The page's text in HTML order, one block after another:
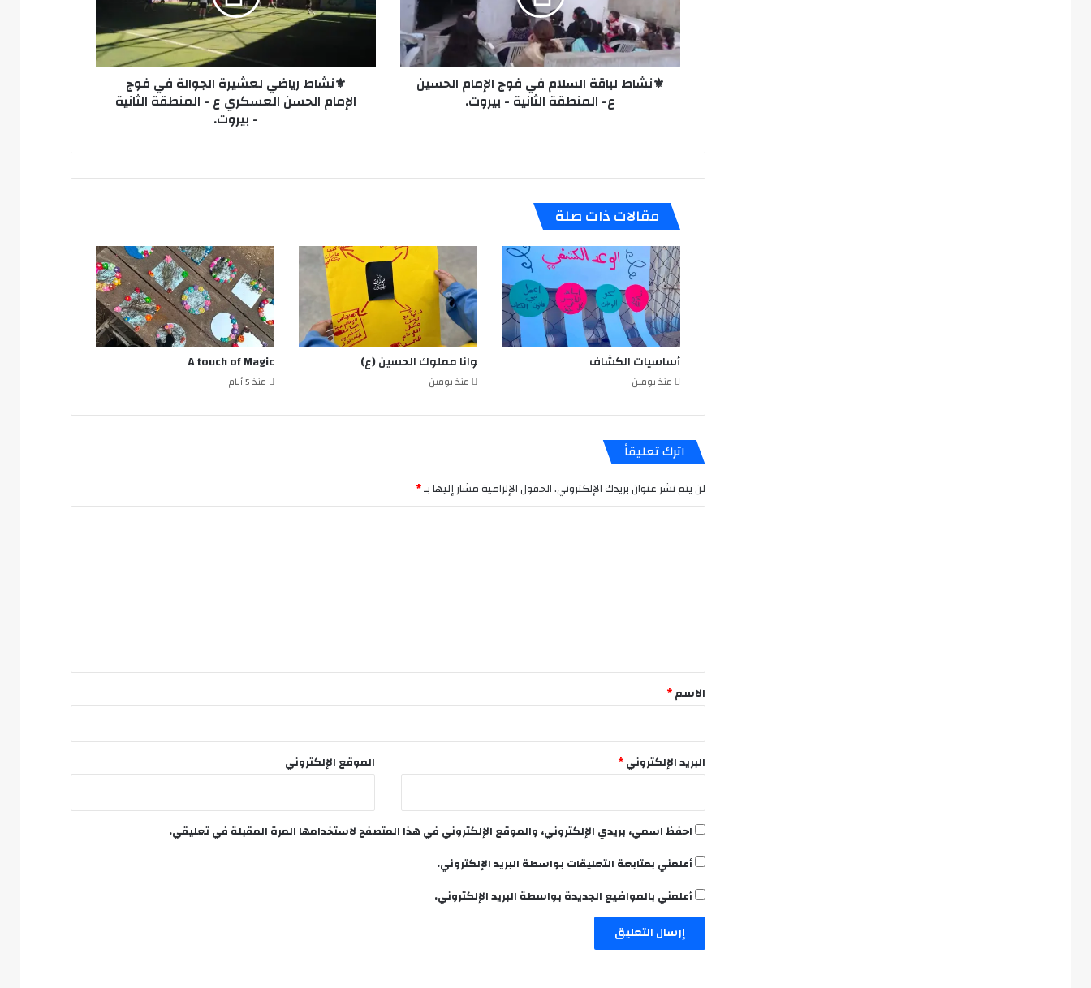
الإمام
الحسين
ع-
المنطقة
الثانية⚜️نشاط لباقة السلام في فوج الإمام الحسين
ع- المنطقة الثانية - بيروت.
فوج
العسكري
المنطقة
-
⚜️نشاط رياضي لعشيرة الجوالة في فوج
الإمام الحسن العسكري ع - المنطقة الثانية
- بيروت.
مقالات ذات صلة
أساسيات الكشاف
منذ يومين
وانا مملوك الحسين (ع)
منذ يومين
A touch of Magic
منذ 5 أيام
اترك تعليقاً
لن يتم نشر عنوان بريدك الإلكتروني.الحقول الإلزامية مشار إليها بـ*
*
الاسم*
البريد الإلكتروني* الموقع الإلكتروني
احفظ اسمي، بريدي الإلكتروني، والموقع الإلكتروني في هذا المتصفح لاستخدامها المرة المقبلة في تعليقي.
أعلمني بمتابعة التعليقات بواسطة البريد الإلكتروني.
أعلمني بالمواضيع الجديدة بواسطة البريد الإلكتروني.